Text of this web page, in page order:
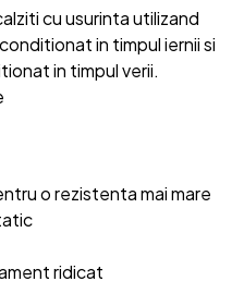
cu usurinta utilizand
in timpul iernii si
in timpul verii.
o rezistenta mai mare
ridicat